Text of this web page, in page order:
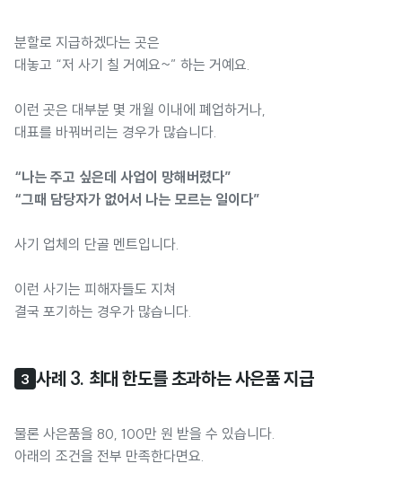
분할로 지급하겠다는 곳은
대놓고 “저 사기 칠 거예요~” 하는 거예요.
이런 곳은 대부분 몇 개월 이내에 폐업하거나,
대표를 바꿔버리는 경우가 많습니다.
“나는 주고 싶은데 사업이 망해버렸다”
“그때 담당자가 없어서 나는 모르는 일이다”
사기 업체의 단골 멘트입니다.
이런 사기는 피해자들도 지쳐
결국 포기하는 경우가 많습니다.
3 사례 3. 최대 한도를 초과하는 사은품 지급
물론 사은품을 80, 100만 원 받을 수 있습니다.
아래의 조건을 전부 만족한다면요.